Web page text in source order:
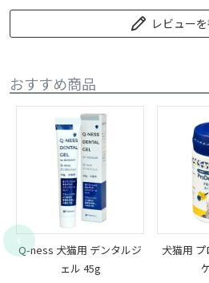
レビューを
おすすめ商品
Q-ness 犬猫用 デンタルジ
ェル 45g
犬猫用